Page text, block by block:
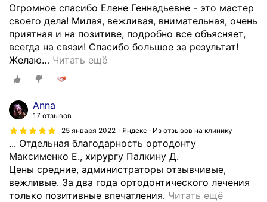
Огромное спасибо Елене Геннадьевне - это мастер
своего дела! Милая, вежливая, внимательная, очень
приятная и на позитиве, подробно все объясняет,
всегда на связи! Спасибо большое за результат!
Желаю… Читать ещё
Anna
17 отзывов
25 января 2022
Яндекс · Из отзывов на клинику
... Отдельная благодарность ортодонту
Максименко Е., хирургу Палкину Д.
Цены средние, администраторы отзывчивые,
вежливые. За два года ортодонтического лечения
только позитивные впечатления. Читать ещёС